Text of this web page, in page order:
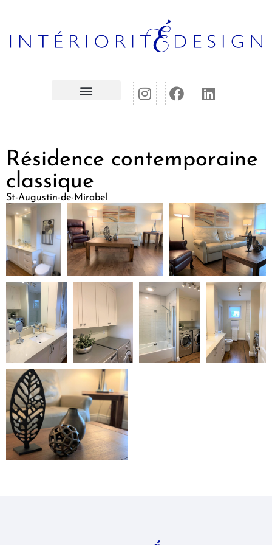
Résidence contemporaine
classique
St-Augustin-de-Mirabel